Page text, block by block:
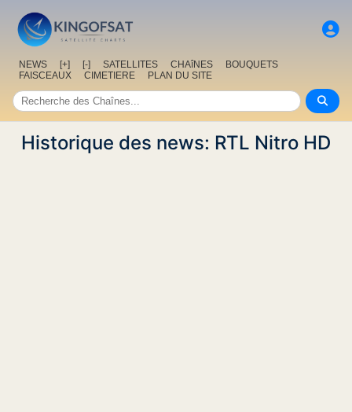
NEWS [+] [-] SATELLITES CHAîNES
BOUQUETS
FAISCEAUX
CIMETIERE PLAN DU SITE
Historique des news: RTL Nitro HD